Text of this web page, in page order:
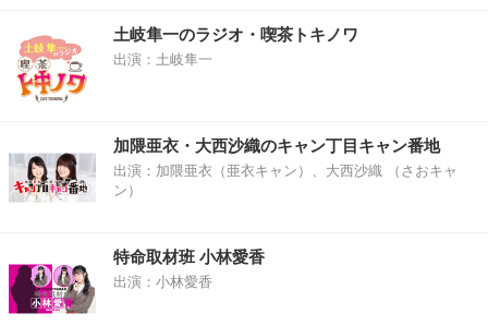
土岐隼一のラジオ・喫茶トキノワ
出演：土岐隼一
加隈亜衣・大西沙織のキャン丁目キャン番地
出演：加隈亜衣（亜衣キャン）、大西沙織 （さおキャ
ン）
特命取材班 小林愛香
出演：小林愛香